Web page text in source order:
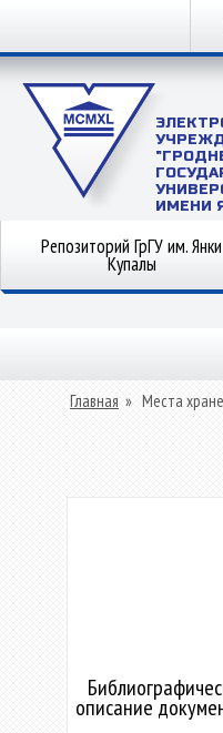
ИМЕНИ
Репозиторий ГрГУ им. Янки
Купалы
Главная » Места
описание